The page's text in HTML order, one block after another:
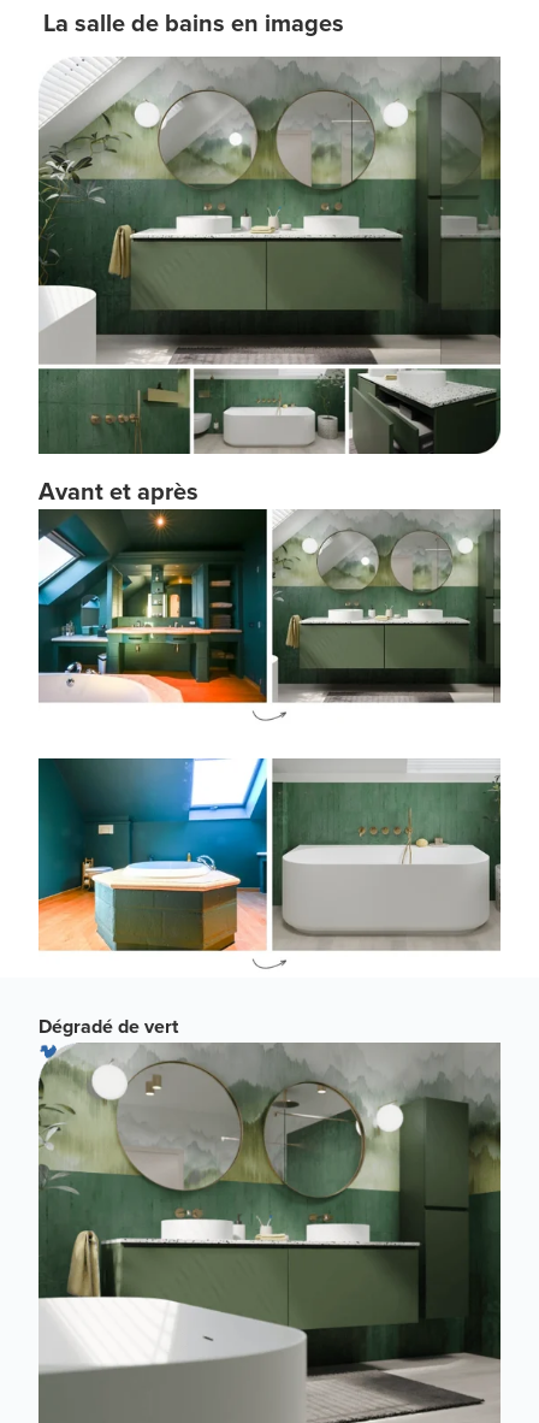
La salle de bains en images
Avant et après
Dégradé de vert